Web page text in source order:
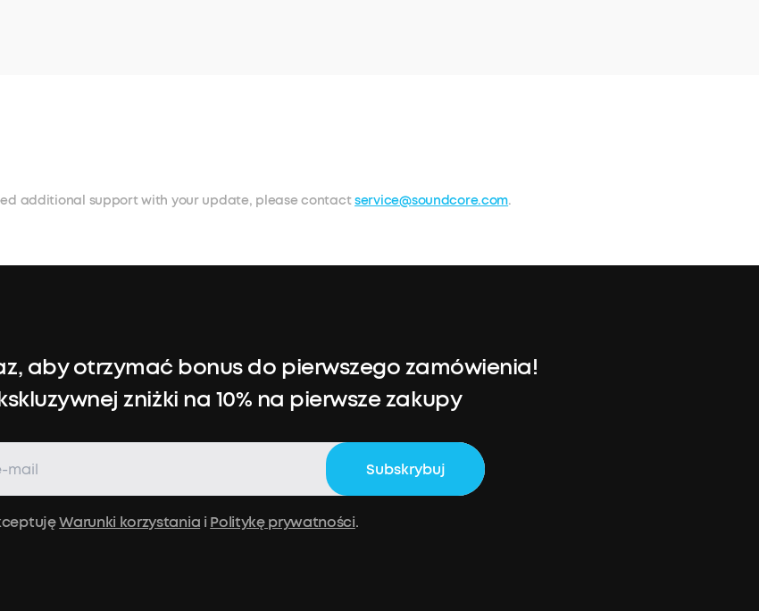
additional support with your update, please contactservice@soundcore.com.
aby otrzymać bonus do pierwszego zamówienia!
zniżki na 10% na pierwsze zakupy
Subskrybuj
Warunki korzystania i Politykę prywatności.